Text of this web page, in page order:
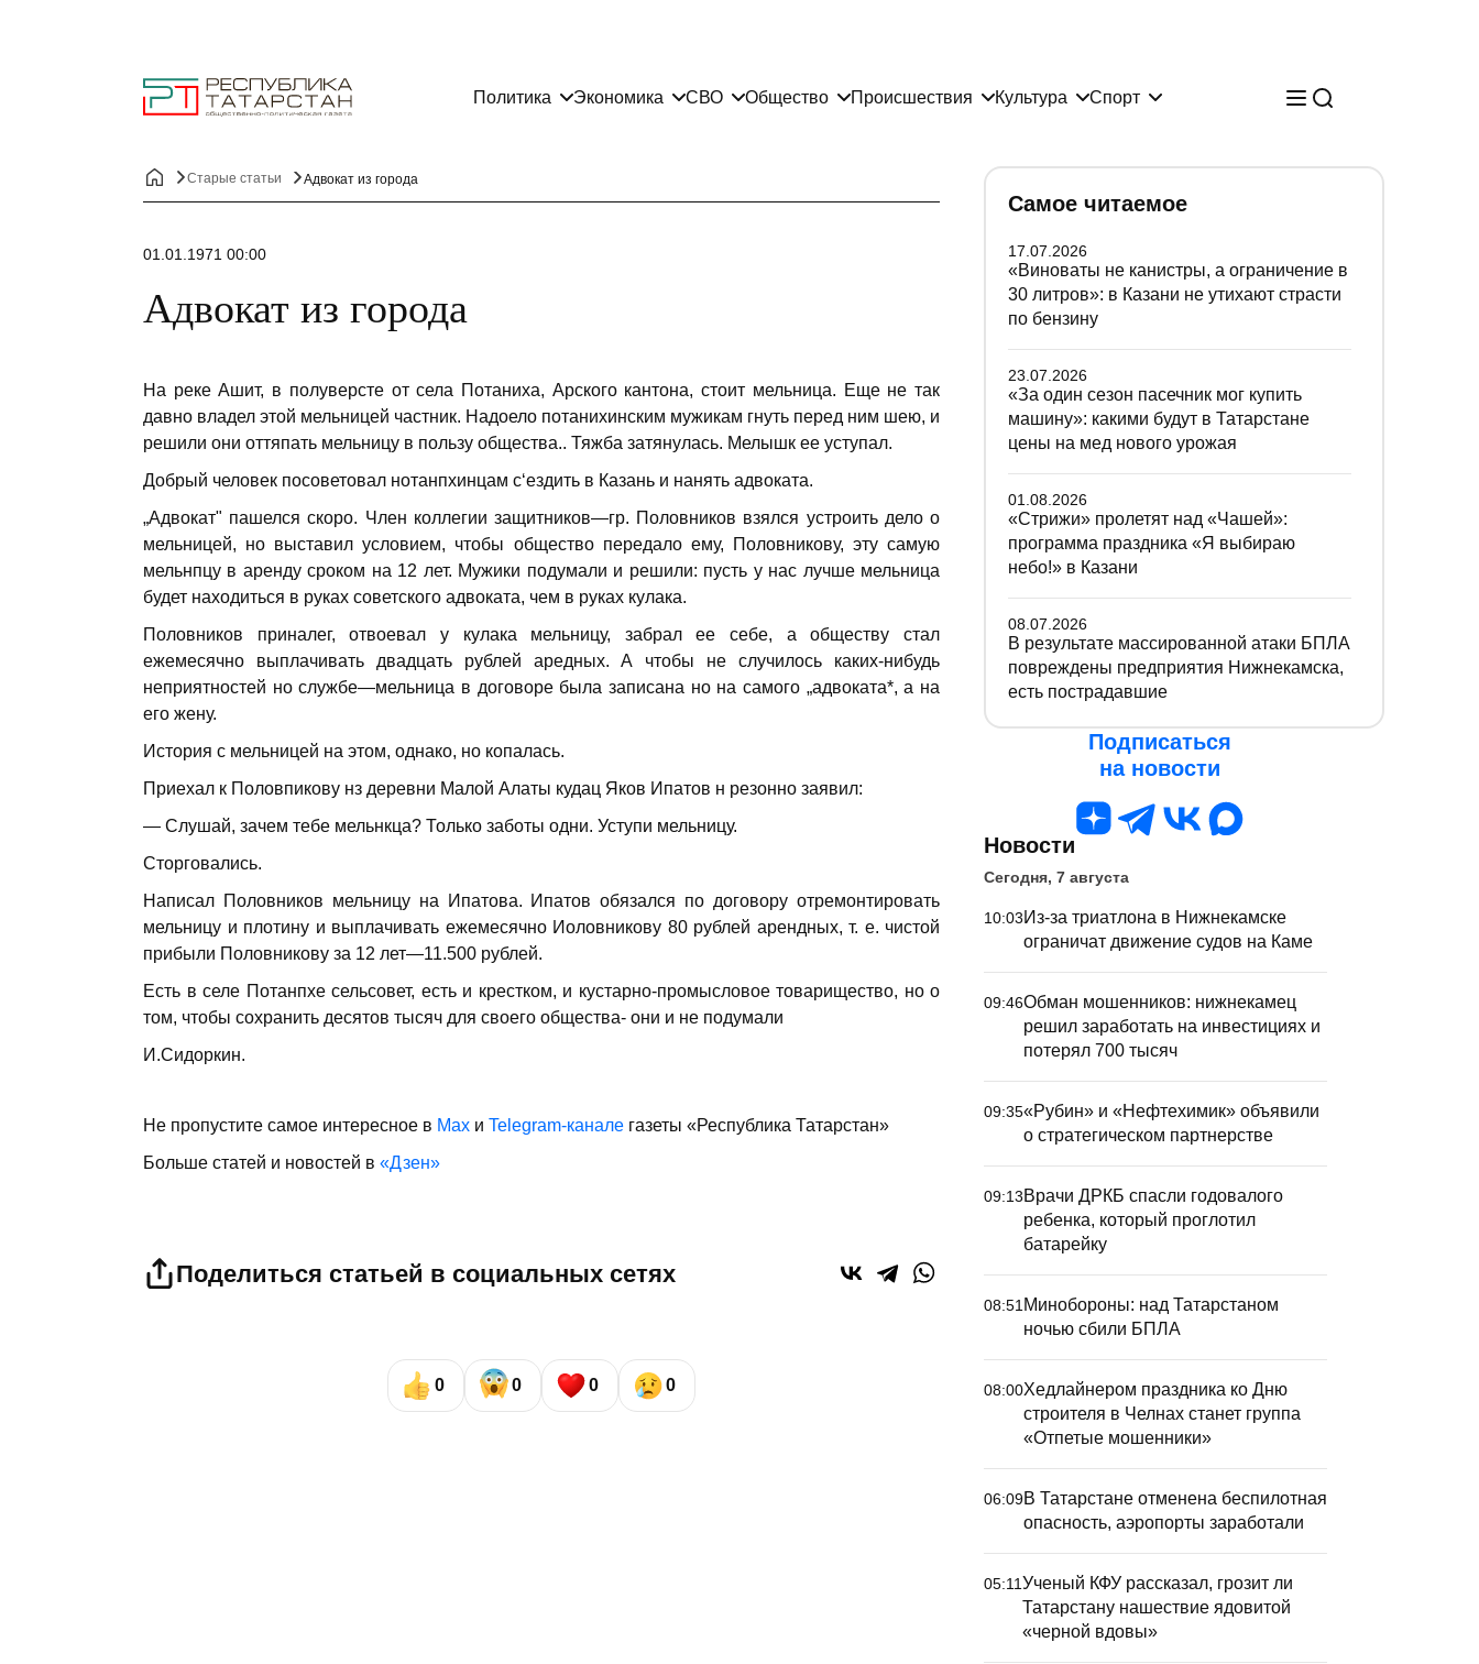
Политика Экономика СВО Общество Происшествия Культура Спорт
Старые статьи Адвокат из города
01.01.1971 00:00
Адвокат из города
На реке Ашит, в полуверсте от села Потаниха, Арского кантона, стоит мельница. Еще не так
давно владел этой мельницей частник. Надоело потанихинским мужикам гнуть перед ним шею, и
решили они оття­пать мельницу в пользу общества.. Тяжба затянулась. Мелышк ее уступал.
Добрый человек посоветовал нотанпхинцам с‘ездить в Казань и нанять адвоката.
„Адвокат" пашелся скоро. Член коллегии защитников—гр. Половников взялся устро­ить дело о
мельницей, но выставил усло­вием, чтобы общество передало ему, Половникову, эту самую
мельнпцу в аренду сро­ком на 12 лет. Мужики подумали и решили: пусть у нас лучше мельница
будет находить­ся в руках советского адвоката, чем в руках кулака.
Половников приналег, отвоевал у кулака мельницу, забрал ее себе, а обществу стал
ежемесячно выплачивать двадцать рублей аредных. А чтобы не случилось каких-ни­будь
неприятностей но службе—мельница в договоре была записана но на самого „адвоката*, а на
его жену.
История с мельницей на этом, однако, но копалась.
Приехал к Половпикову нз деревни Ма­лой Алаты кудац Яков Ипатов н резонно заявил:
— Слушай, зачем тебе мельнкца? Только заботы одни. Уступи мельницу.
Сторговались.
Написал Половников мельницу на Ипатова. Ипатов обязался по дого­вору отремонтировать
мельницу и плотину и выплачивать ежемесячно Иоловникову 80 рублей арендных, т. е. чистой
прибыли Половникову за 12 лет—11.500 рублей.
Есть в селе Потанпхе сельсовет, есть и крестком, и кустарно-промысловое товари­щество, но о
том, чтобы сохранить десятов тысяч для своего общества- они и не подумали
И.Сидоркин.
Не пропустите самое интересное в Max и Telegram-канале газеты «Республика Татарстан»
Больше статей и новостей в «Дзен»
Поделиться статьей в социальных сетях
0 0 0 0
Самое читаемое
17.07.2026
«Виноваты не канистры, а ограничение в
30 литров»: в Казани не утихают страсти
по бензину
23.07.2026
«За один сезон пасечник мог купить
машину»: какими будут в Татарстане
цены на мед нового урожая
01.08.2026
«Стрижи» пролетят над «Чашей»:
программа праздника «Я выбираю
небо!» в Казани
08.07.2026
В результате массированной атаки БПЛА
повреждены предприятия Нижнекамска,
есть пострадавшие
Подписаться
на новости
Новости
Сегодня, 7 августа
10:03Из-за триатлона в Нижнекамске
ограничат движение судов на Каме
09:46Обман мошенников: нижнекамец
решил заработать на инвестициях и
потерял 700 тысяч
09:35«Рубин» и «Нефтехимик» объявили
о стратегическом партнерстве
09:13Врачи ДРКБ спасли годовалого
ребенка, который проглотил
батарейку
08:51 Минобороны: над Татарстаном
ночью сбили БПЛА
08:00Хедлайнером праздника ко Дню
строителя в Челнах станет группа
«Отпетые мошенники»
06:09В Татарстане отменена беспилотная
опасность, аэропорты заработали
05:11Ученый КФУ рассказал, грозит ли
Татарстану нашествие ядовитой
«черной вдовы»